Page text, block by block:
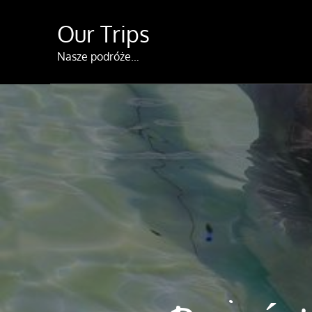
Our Trips
Nasze podróże…